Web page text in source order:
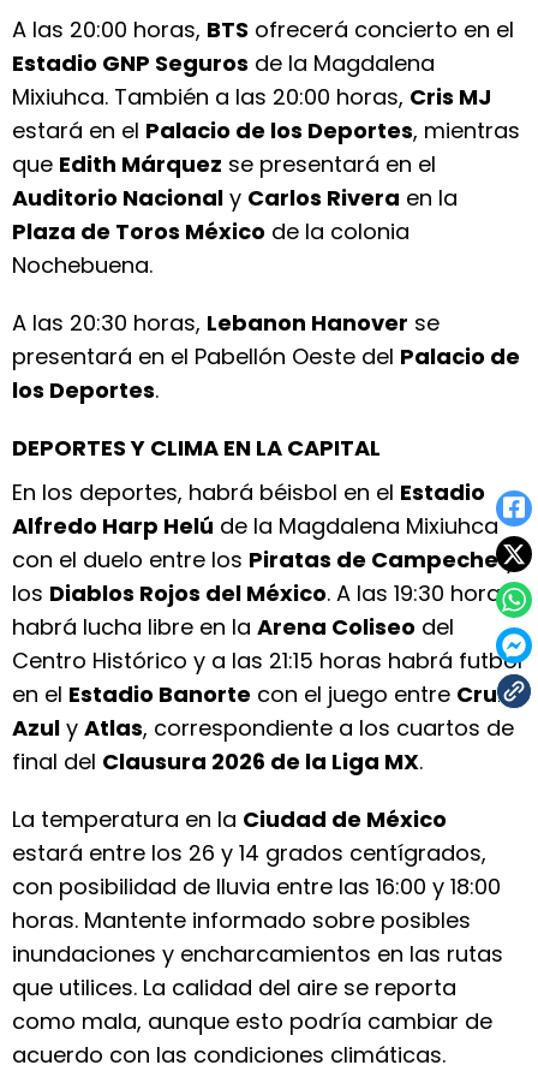
A las 20:00 horas, BTS ofrecerá concierto en el
Estadio GNP Seguros de la Magdalena
Mixiuhca. También a las 20:00 horas, Cris MJ
estará en el Palacio de los Deportes, mientras
que Edith Márquez se presentará en el
Auditorio Nacional y Carlos Rivera en la
Plaza de Toros México de la colonia
Nochebuena.
A las 20:30 horas, Lebanon Hanover se
presentará en el Pabellón Oeste del Palacio de
los Deportes.
DEPORTES Y CLIMA EN LA CAPITAL
En los deportes, habrá béisbol en el Estadio
Alfredo Harp Helú de la Magdalena Mixiuhca
con el duelo entre los Piratas de Campechey
los Diablos Rojos del México. A las 19:30 horas
habrá lucha libre en la Arena Coliseo del
Centro Histórico y a las 21:15 horas habrá futbol
en el Estadio Banorte con el juego entre Cruz
Azul y Atlas, correspondiente a los cuartos de
final del Clausura 2026 de la Liga MX.
La temperatura en la Ciudad de México
estará entre los 26 y 14 grados centígrados,
con posibilidad de lluvia entre las 16:00 y 18:00
horas. Mantente informado sobre posibles
inundaciones y encharcamientos en las rutas
que utilices. La calidad del aire se reporta
como mala, aunque esto podría cambiar de
acuerdo con las condiciones climáticas.